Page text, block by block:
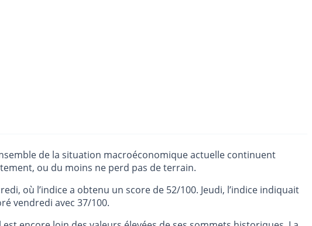
de la situation macroéconomique actuelle continuent
ou du moins ne perd pas de terrain.
où l’indice a obtenu un score de 52/100. Jeudi, l’indice indiquait
vendredi avec 37/100.